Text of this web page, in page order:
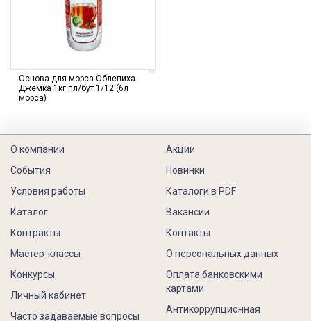
Основа для морса Облепиха
Джемка 1кг пл/бут 1/12 (6л
морса)
О компании
События
Условия работы
Каталог
Контракты
Акции
Новинки
Каталоги в PDF
Вакансии
Контакты
Мастер-классы
Конкурсы
Личный кабинет
Часто задаваемые вопросы
О персональных данных
Оплата банковскими
картами
Антикоррупционная